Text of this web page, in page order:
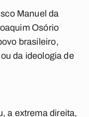
Manuel da
Osório
brasileiro,
da ideologia de
a extrema direita,